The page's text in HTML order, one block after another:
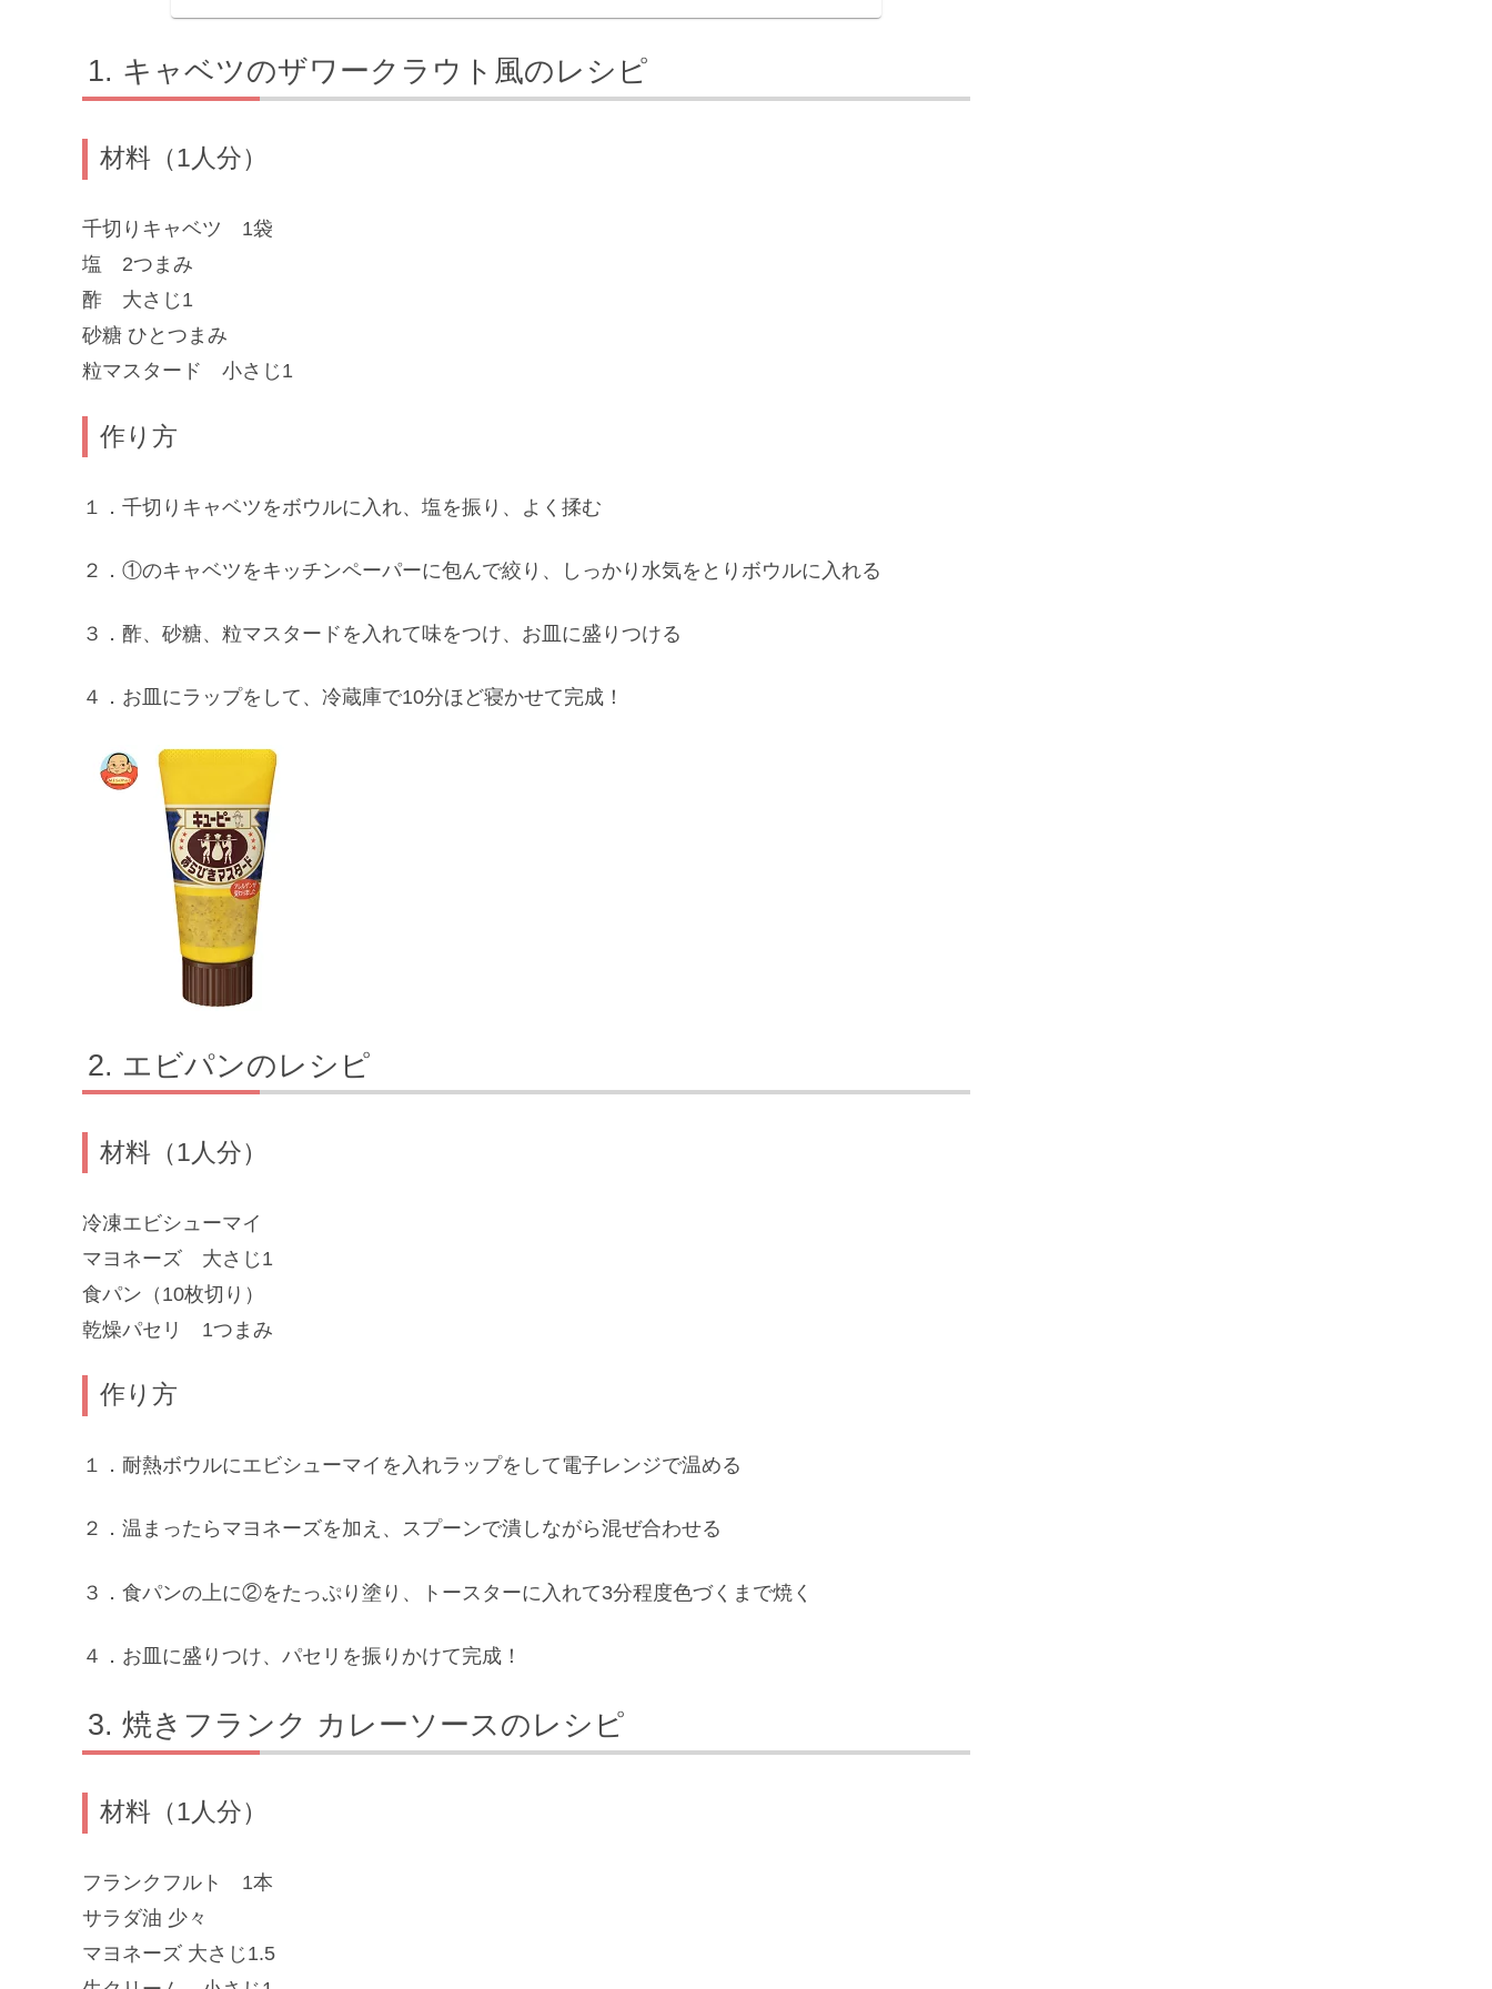
キャベツのザワークラウト風のレシピ
材料（1人分）
千切りキャベツ 1袋
塩 2つまみ
酢 大さじ1
砂糖 ひとつまみ
粒マスタード 小さじ1
作り方
１．千切りキャベツをボウルに入れ、塩を振り、よく揉む
２．①のキャベツをキッチンペーパーに包んで絞り、しっかり水気をとりボウルに入れる
３．酢、砂糖、粒マスタードを入れて味をつけ、お皿に盛りつける
４．お皿にラップをして、冷蔵庫で10分ほど寝かせて完成！
エビパンのレシピ
材料（1人分）
冷凍エビシューマイ
マヨネーズ 大さじ1
食パン（10枚切り）
乾燥パセリ 1つまみ
作り方
１．耐熱ボウルにエビシューマイを入れラップをして電子レンジで温める
２．温まったらマヨネーズを加え、スプーンで潰しながら混ぜ合わせる
３．食パンの上に②をたっぷり塗り、トースターに入れて3分程度色づくまで焼く
４．お皿に盛りつけ、パセリを振りかけて完成！
焼きフランク カレーソースのレシピ
材料（1人分）
フランクフルト 1本
サラダ油 少々
マヨネーズ 大さじ1.5